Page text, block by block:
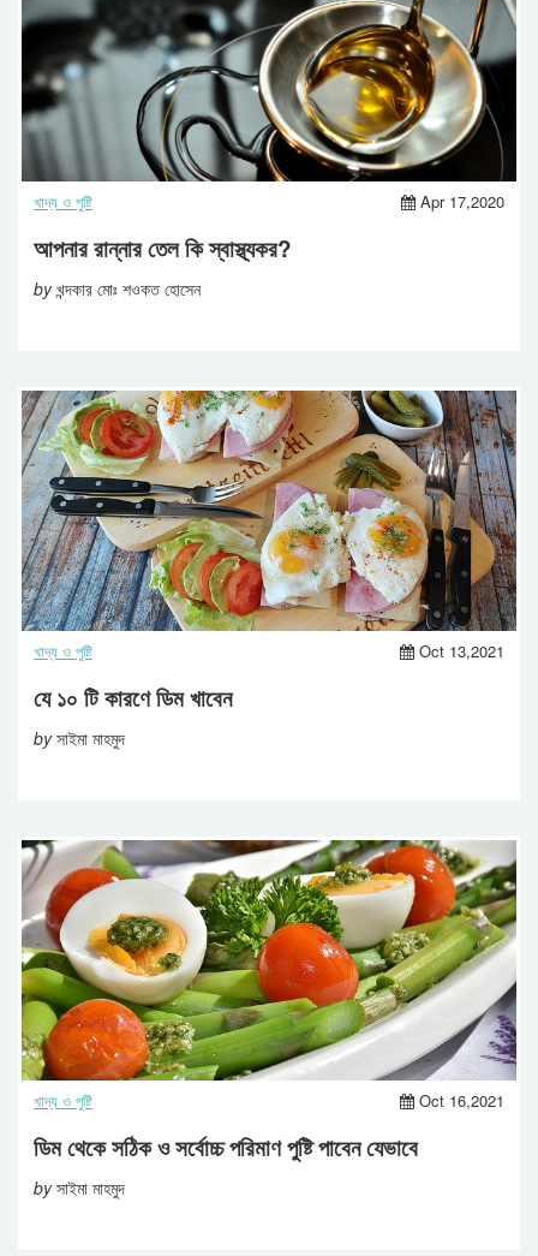
খাদ্য ও পুষ্টি Apr 17,2020
আপনার রান্নার তেল কি স্বাস্থ্যকর?
byখন্দকার মোঃ শওকত হোসেন
খাদ্য ও পুষ্টি Oct 13,2021
যে ১০ টি কারণে ডিম খাবেন
byসাইমা মাহমুদ
খাদ্য ও পুষ্টি Oct 16,2021
ডিম থেকে সঠিক ও সর্বোচ্চ পরিমাণ পুষ্টি পাবেন যেভাবে
byসাইমা মাহমুদ